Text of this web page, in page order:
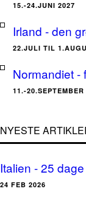
15.-24.JUNI 2027
Irland - den
22.JULI TIL
Normandiet -
11.-20.SEPTEMBER
NYESTE
Italien - 25 dage
24 FEB 2026